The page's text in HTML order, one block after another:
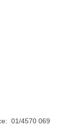
01/4570 069